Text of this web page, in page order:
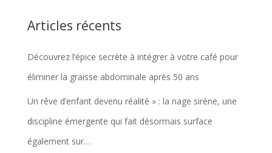
Articles récents
Découvrez l’épice secrète à intégrer à votre café pour
éliminer la graisse abdominale après 50 ans
Un rêve d’enfant devenu réalité » : la nage sirène, une
discipline émergente qui fait désormais surface
également sur…